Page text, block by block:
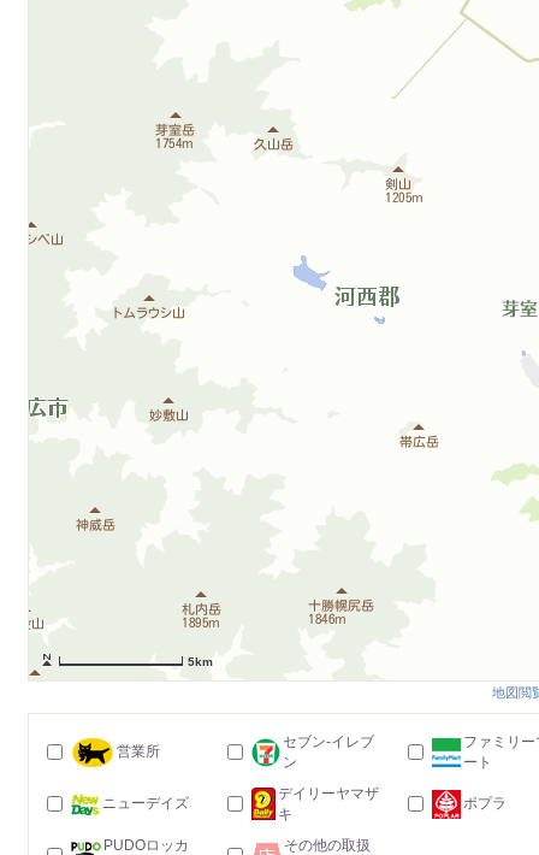
5km
地図閲
営業所
セブン-イレブ
ン
ファミリー
ート
ニューデイズ
デイリーヤマザ
キ
ポプラ
PUDOロッカ
その他の取扱